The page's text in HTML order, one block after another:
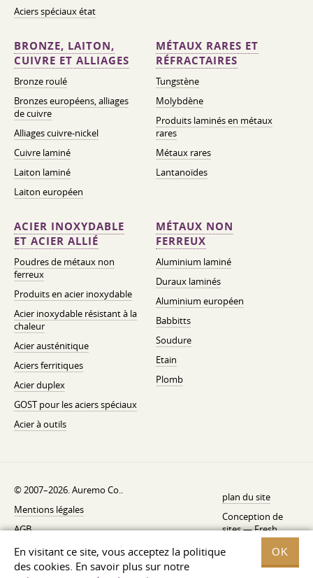
En visitant ce site, vous acceptez la politique
des cookies. En savoir plus sur notre
OK
Aciers spéciaux état
BRONZE, LAITON,
CUIVRE ET ALLIAGES
Bronze roulé
Bronzes européens, alliages
de cuivre
Alliages cuivre-nickel
Cuivre laminé
Laiton laminé
Laiton européen
MÉTAUX RARES ET
RÉFRACTAIRES
Tungstène
Molybdène
Produits laminés en métaux
rares
Métaux rares
Lantanoïdes
ACIER INOXYDABLE
ET ACIER ALLIÉ
Poudres de métaux non
ferreux
Produits en acier inoxydable
Acier inoxydable résistant à la
chaleur
Acier austénitique
Aciers ferritiques
Acier duplex
GOST pour les aciers spéciaux
Acier à outils
MÉTAUX NON
FERREUX
Aluminium laminé
Duraux laminés
Aluminium européen
Babbitts
Soudure
Etain
Plomb
© 2007–2026. Auremo Co..
Mentions légales
AGB
Politique de rétractation
Politique de confidentialité
plan du site
Conception de
sites —Fresh